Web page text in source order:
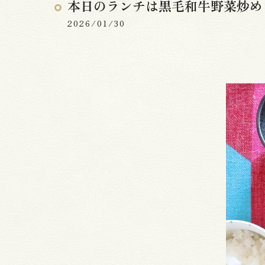
本日のランチは黒毛和牛野菜炒
2026/01/30